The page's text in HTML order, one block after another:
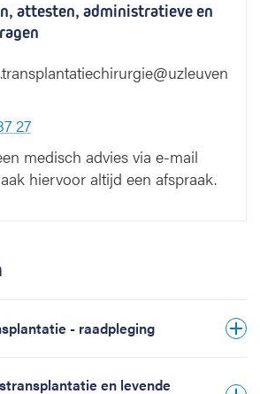
attesten, administratieve en
27
medisch advies via e-mail
hiervoor altijd een afspraak.
- raadpleging
en levende